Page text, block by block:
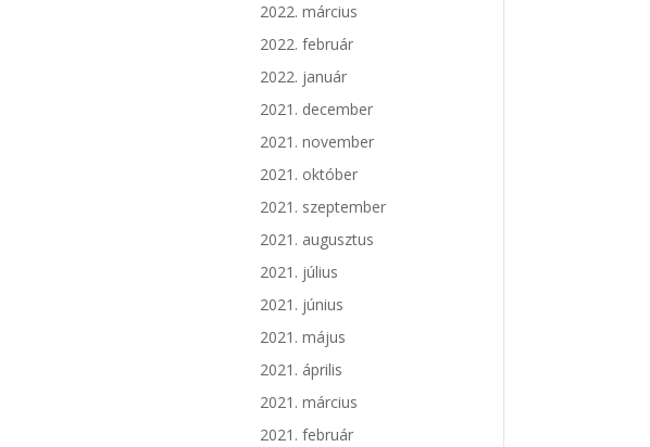
2022. március
2022. február
2022. január
2021. december
2021. november
2021. október
2021. szeptember
2021. augusztus
2021. július
2021. június
2021. május
2021. április
2021. március
2021. február